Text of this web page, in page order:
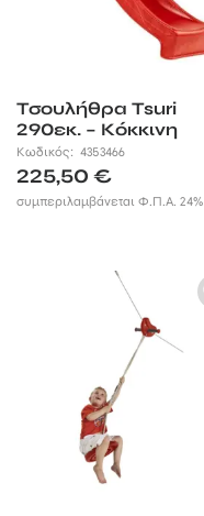
Τσουλήθρα Tsuri
290εκ. – Κόκκινη
Κωδικός: 4353466
225,50 €
συμπεριλαμβάνεται Φ.Π.Α. 24%